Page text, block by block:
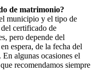
de matrimonio?
municipio y el tipo de
certificado de
pero depende del
espera, de la fecha del
algunas ocasiones el
recomendamos siempre